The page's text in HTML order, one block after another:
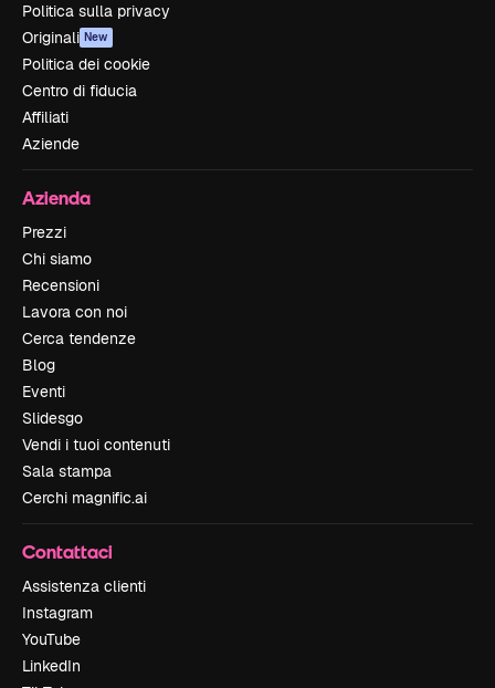
Politica sulla privacy
Originali New
Politica dei cookie
Centro di fiducia
Affiliati
Aziende
Azienda
Prezzi
Chi siamo
Recensioni
Lavora con noi
Cerca tendenze
Blog
Eventi
Slidesgo
Vendi i tuoi contenuti
Sala stampa
Cerchi magnific.ai
Contattaci
Assistenza clienti
Instagram
YouTube
LinkedIn